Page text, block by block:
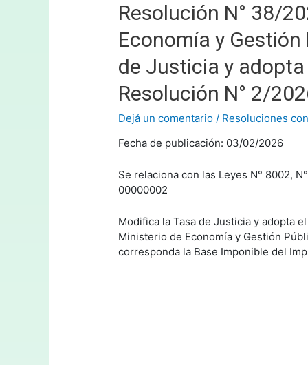
Resolución N° 38/
Economía y
de Justicia y
Resolución N° 2/
Dejá un comentario / Resoluciones
Fecha de publicación: 03/02/2026
Se relaciona con las Leyes N° 8002,
00000002
Modifica la Tasa de Justicia y adopta
Ministerio de Economía y Gestión
corresponda la Base Imponible del